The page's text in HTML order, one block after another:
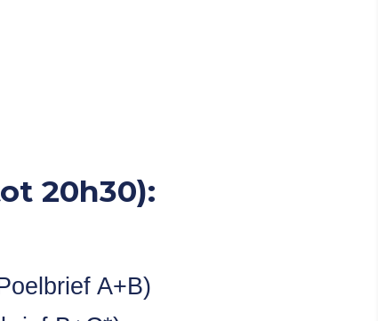
20h30):
A+B)